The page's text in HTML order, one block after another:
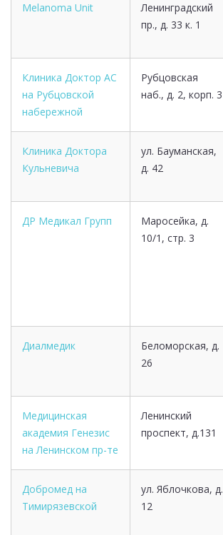
Melanoma Unit
Ленинградский
пр., д. 33 к. 1
Клиника Доктор АС
на Рубцовской
набережной
Рубцовская
наб., д. 2, корп. 3
Клиника Доктора
Кульневича
ул. Бауманская,
д. 42
ДР Медикал Групп
Маросейка, д.
10/1, стр. 3
Диалмедик
Беломорская, д.
26
Медицинская
академия Генезис
на Ленинском пр-те
Ленинский
проспект, д.131
Добромед на
Тимирязевской
ул. Яблочкова, д.
12